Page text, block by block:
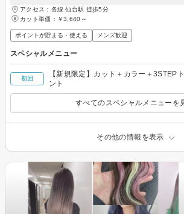
アクセス：各線 仙台駅 徒歩5分
カット単価： ￥3,640～
ポイントが貯まる・使える メンズ歓迎
スペシャルメニュー
初回
【新規限定】カット＋カラー＋3STEP
ント
すべてのスペシャルメニューを
その他の情報を表示